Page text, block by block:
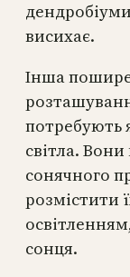
висихає.
Інша
потребують
світла.
сонячного
розмістити
сонця.